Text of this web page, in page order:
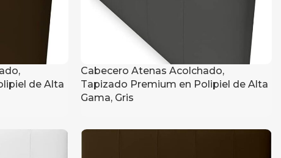
de Alta
Cabecero Atenas Acolchado,
Tapizado Premium en Polipiel de Alta
Gama, Gris